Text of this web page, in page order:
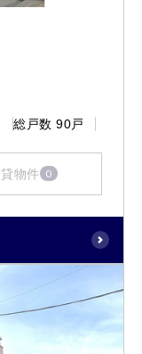
総戸数 90戸
物件 0